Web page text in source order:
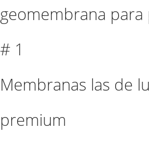
geomembrana para
# 1
Membranas las de
premium